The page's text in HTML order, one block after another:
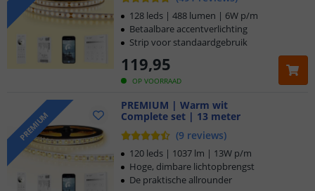
OP VOORRAAD
119,95
128 leds | 488 lumen | 6W p/m
Betaalbare accentverlichting
Strip voor standaardgebruik
PREMIUM
PREMIUM | Warm wit
Complete set | 13 meter
(9 reviews)
120 leds | 1037 lm | 13W p/m
Hoge, dimbare lichtopbrengst
De praktische allrounder